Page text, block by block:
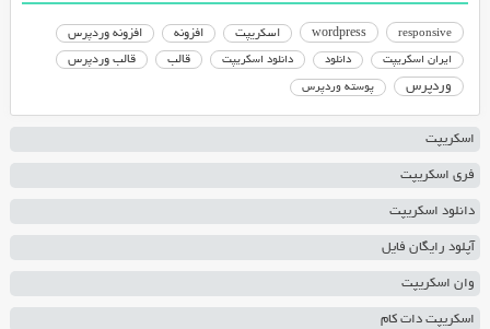
responsive
wordpress اسکریپت افزونه افزونه وردپرس
ایران اسکریپت دانلود دانلود اسکریپت قالب قالب وردپرس
وردپرس پوسته وردپرس
اسکریپت
فری اسکریپت
دانلود اسکریپت
آپلود رایگان فایل
وان اسکریپت
اسکریپت دات کام